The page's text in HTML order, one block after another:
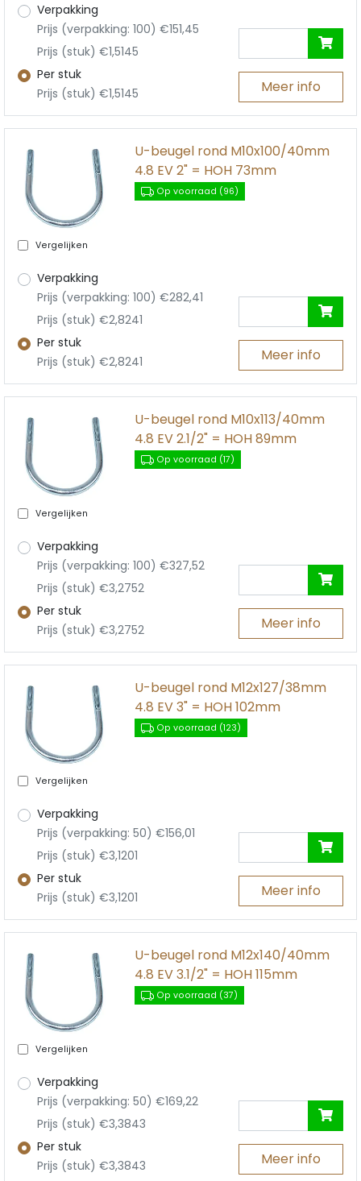
Verpakking
Prijs (verpakking: 100) €151,45
Prijs (stuk) €1,5145
Per stuk
Prijs (stuk) €1,5145
Meer info
Vergelijken
U-beugel rond M10x100/40mm
4.8 EV 2" = HOH 73mm
Op voorraad (96)
Verpakking
Prijs (verpakking: 100) €282,41
Prijs (stuk) €2,8241
Per stuk
Prijs (stuk) €2,8241
Meer info
Vergelijken
U-beugel rond M10x113/40mm
4.8 EV 2.1/2" = HOH 89mm
Op voorraad (17)
Verpakking
Prijs (verpakking: 100) €327,52
Prijs (stuk) €3,2752
Per stuk
Prijs (stuk) €3,2752
Meer info
Vergelijken
U-beugel rond M12x127/38mm
4.8 EV 3" = HOH 102mm
Op voorraad (123)
Verpakking
Prijs (verpakking: 50) €156,01
Prijs (stuk) €3,1201
Per stuk
Prijs (stuk) €3,1201
Meer info
Vergelijken
U-beugel rond M12x140/40mm
4.8 EV 3.1/2" = HOH 115mm
Op voorraad (37)
Verpakking
Prijs (verpakking: 50) €169,22
Prijs (stuk) €3,3843
Per stuk
Prijs (stuk) €3,3843
Meer info